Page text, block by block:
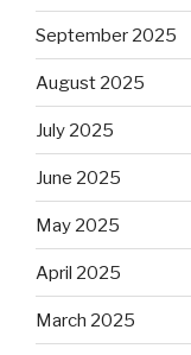
September 2025
August 2025
July 2025
June 2025
May 2025
April 2025
March 2025